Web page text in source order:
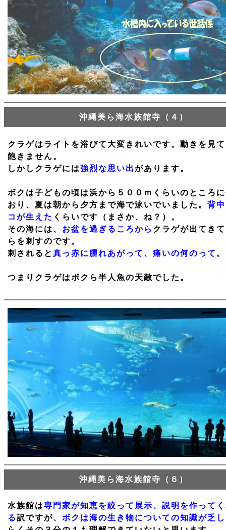
沖縄美ら海水族館寺（４）
クラゲはライトを浴びて大変きれいです。動きを見
飽きません。
しかしクラゲには強烈な思い出があります。
ボクは子どもの頃は浜から５００ｍくらいのところ
おり、夏は朝から夕方まで海で泳いでいました。 背
コが生えた くらいです（まさか、ね？）。
その海には、 お盆を過ぎるころから クラゲが出てき
らを刺すのです。
刺されると 真っ赤に腫れあがって、痛いの何のって 。
つまりクラゲはボクら半人魚の天敵でした。
沖縄美ら海水族館寺（６）
水族館は専門家が知恵を絞って展示、説明を作って
る訳ですが、 ボクは海の生き物についての知識が乏